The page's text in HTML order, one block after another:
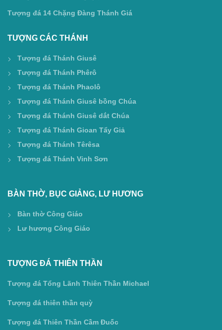
Tượng đá 14 Chặng Đàng Thánh Giá
TƯỢNG CÁC THÁNH
Tượng đá Thánh Giusê
Tượng đá Thánh Phêrô
Tượng đá Thánh Phaolô
Tượng đá Thánh Giusê bồng Chúa
Tượng đá Thánh Giusê dắt Chúa
Tượng đá Thánh Gioan Tẩy Giả
Tượng đá Thánh Têrêsa
Tượng đá Thánh Vinh Sơn
BÀN THỜ, BỤC GIẢNG, LƯ HƯƠNG
Bàn thờ Công Giáo
Lư hương Công Giáo
TƯỢNG ĐÁ THIÊN THẦN
Tượng đá Tổng Lãnh Thiên Thần Michael
Tượng đá thiên thần quỳ
Tượng đá Thiên Thần Cầm Đuốc